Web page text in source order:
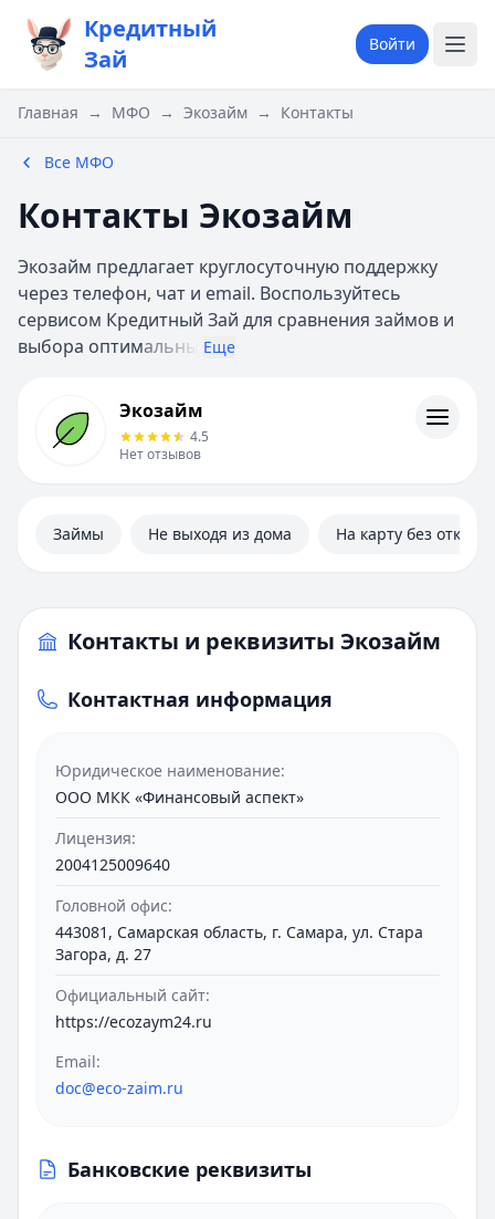
Кредитный
Зай
Войти
Главная → МФО → Экозайм → Контакты
Все МФО
Контакты Экозайм
Экозайм предлагает круглосуточную поддержку
через телефон, чат и email. Воспользуйтесь
сервисом Кредитный Зай для сравнения займов и
выбора оптимальны Еще
ИнформацияЭкозайм
4.5
Нет отзывов
Займы Не выходя из дома На карту без отказа
Контакты и реквизиты Экозайм
Контактная информация
Юридическое наименование:
ООО МКК «Финансовый аспект»
Лицензия:
2004125009640
Головной офис:
443081, Самарская область, г. Самара, ул. Стара
Загора, д. 27
Официальный сайт:
https://ecozaym24.ru
Email:
doc@eco-zaim.ru
Банковские реквизиты